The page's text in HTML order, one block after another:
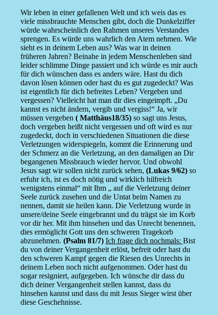
Wir leben in einer gefallenen Welt und ich weis das es
viele missbrauchte Menschen gibt, doch die Dunkelziffer
würde wahrscheinlich den Rahmen unseres Verstandes
sprengen. Es würde uns wahrlich den Atem nehmen. Wie
sieht es in deinem Leben aus? Was war in deinen
früheren Jahren? Beinahe in jedem Menschenleben sind
leider schlimme Dinge passiert und ich würde es mir auch
für dich wünschen dass es anders wäre. Hast du dich
davon lösen können oder hast du es gut zugedeckt? Was
ist eigentlich für dich befreites Leben? Vergeben und
vergessen? Vielleicht hat man dir dies eingeimpft. „Du
kannst es nicht ändern, vergib und vergiss!“ Ja, wir
müssen vergeben ( Matthäus18/35)so sagt uns Jesus,
doch vergeben heißt nicht vergessen und oft wird es nur
zugedeckt, doch in verschiedenen Situationen die diese
Verletzungen widerspiegeln, kommt die Erinnerung und
der Schmerz an die Verletzung, an den damaligen an Dir
begangenen Missbrauch wieder hervor. Und obwohl
Jesus sagt wir sollen nicht zurück sehen, (Lukas 9/62)so
erfuhr ich, ist es doch nötig und wirklich hilfreich
wenigstens einmal“ mit Ihm „ auf die Verletzung deiner
Seele zurück zusehen und die Untat beim Namen zu
nennen, damit sie heilen kann. Die Verletzung wurde in
unsere/deine Seele eingebrannt und du trägst sie im Korb
vor dir her. Mit ihm hinsehen und das Unrecht benennen,
dies ermöglicht Gott uns den schweren Tragekorb
abzunehmen. (Psalm 81/7) Ich frage dich nochmals: Bist
du von deiner Vergangenheit erlöst, befreit oder hast du
den schweren Kampf gegen die Riesen des Unrechts in
deinem Leben noch nicht aufgenommen. Oder hast du
sogar resigniert, aufgegeben. Ich wünsche dir dass du
dich deiner Vergangenheit stellen kannst, dass du
hinsehen kannst und dass du mit Jesus Sieger wirst über
diese Geschehnisse.